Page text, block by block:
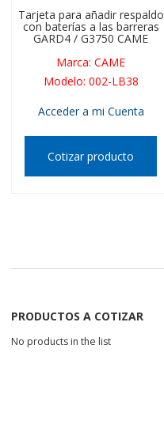
Tarjeta para añadir respaldo
con baterías a las barreras
GARD4 / G3750 CAME
Marca:CAME
Modelo: 002-LB38
Acceder a mi Cuenta
Cotizar producto
PRODUCTOS A COTIZAR
No products in the list